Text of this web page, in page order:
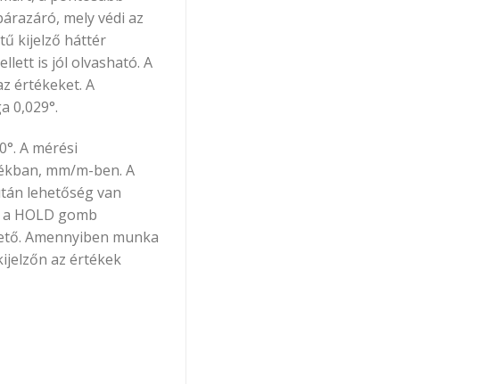
mely védi az
kijelző háttér
is jól olvasható. A
értékeket. A
0,029°.
A mérési
mm/m-ben. A
lehetőség van
HOLD gomb
Amennyiben munka
az értékek